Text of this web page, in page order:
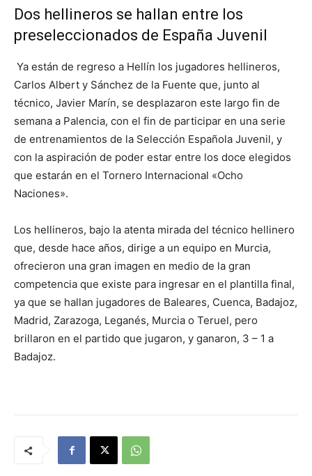
Dos hellineros se hallan entre los
preseleccionados de España Juvenil
Ya están de regreso a Hellín los jugadores hellineros,
Carlos Albert y Sánchez de la Fuente que, junto al
técnico, Javier Marín, se desplazaron este largo fin de
semana a Palencia, con el fin de participar en una serie
de entrenamientos de la Selección Española Juvenil, y
con la aspiración de poder estar entre los doce elegidos
que estarán en el Tornero Internacional «Ocho
Naciones».
Los hellineros, bajo la atenta mirada del técnico hellinero
que, desde hace años, dirige a un equipo en Murcia,
ofrecieron una gran imagen en medio de la gran
competencia que existe para ingresar en el plantilla final,
ya que se hallan jugadores de Baleares, Cuenca, Badajoz,
Madrid, Zarazoga, Leganés, Murcia o Teruel, pero
brillaron en el partido que jugaron, y ganaron, 3 – 1 a
Badajoz.